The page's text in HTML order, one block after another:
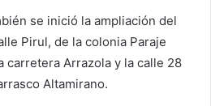
se inició la ampliación del
Pirul, de la colonia Paraje
carretera Arrazola y la calle 28
Altamirano.